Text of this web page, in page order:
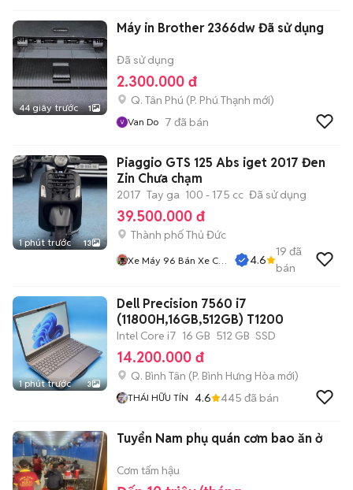
44 giây trước 1
Máy in Brother 2366dw Đã sử dụng
Đã sử dụng
2.300.000 đ
Q. Tân Phú (P. Phú Thạnh mới)
Van Do 7 đã bán
1 phút trước 13
Piaggio GTS 125 Abs iget 2017 Đen
Zin Chưa chạm
2017 Tay ga 100 - 175 cc Đã sử dụng
39.500.000 đ
Thành phố Thủ Đức
Xe Máy 96 Bán Xe Cũ
4.6
19 đã
bán
1 phút trước 3
Dell Precision 7560 i7
(11800H,16GB,512GB) T1200
Intel Core i7 16 GB 512 GB SSD
14.200.000 đ
Q. Bình Tân (P. Bình Hưng Hòa mới)
THÁI HỮU TÍN 4.6 445 đã bán
Tuyển Nam phụ quán cơm bao ăn ở
Cơm tấm hậu